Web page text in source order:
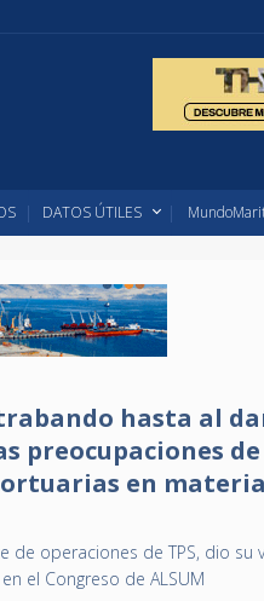
DATOS ÚTILES
hasta al
preocupaciones
en
de operaciones de TPS, dio su
el Congreso de ALSUM